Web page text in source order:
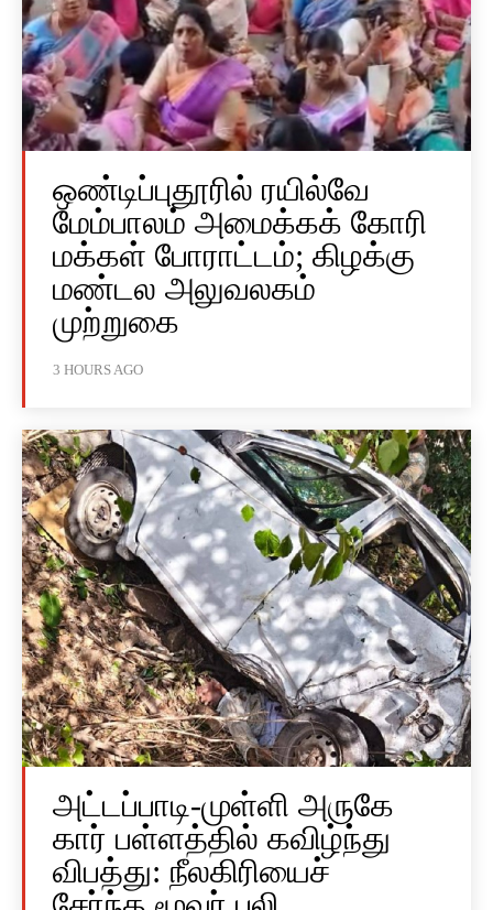
ஒண்டிப்புதூரில் ரயில்வே
மேம்பாலம் அமைக்கக் கோரி
மக்கள் போராட்டம்; கிழக்கு
மண்டல அலுவலகம்
முற்றுகை
3 HOURS AGO
அட்டப்பாடி-முள்ளி அருகே
கார் பள்ளத்தில் கவிழ்ந்து
விபத்து: நீலகிரியைச்